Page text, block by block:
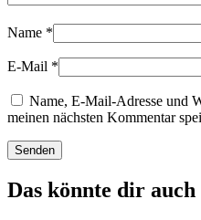
Name *
E-Mail *
Name, E-Mail-Adresse und
meinen nächsten Kommentar
Das könnte dir